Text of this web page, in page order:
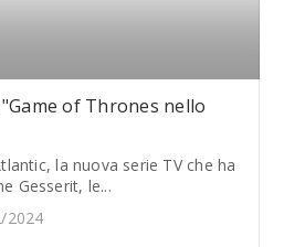
of Thrones nello
la nuova serie TV che ha
Gesserit, le...
2024